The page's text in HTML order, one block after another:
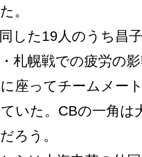
。
した19人のうち昌
札幌戦での疲労の
座ってチームメー
いた。CBの一角は
ろう。